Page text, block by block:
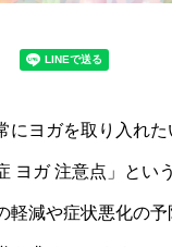
にヨガを取り入れ
ヨガ 注意点」とい
軽減や症状悪化の